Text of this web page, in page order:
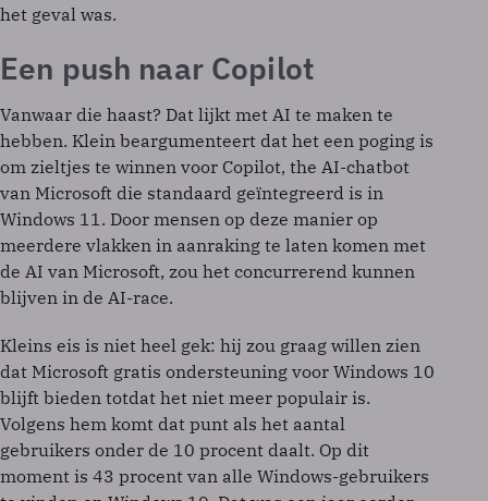
het geval was.
Een push naar Copilot
Vanwaar die haast? Dat lijkt met AI te maken te
hebben. Klein beargumenteert dat het een poging is
om zieltjes te winnen voor Copilot, the AI-chatbot
van Microsoft die standaard geïntegreerd is in
Windows 11. Door mensen op deze manier op
meerdere vlakken in aanraking te laten komen met
de AI van Microsoft, zou het concurrerend kunnen
blijven in de AI-race.
Kleins eis is niet heel gek: hij zou graag willen zien
dat Microsoft gratis ondersteuning voor Windows 10
blijft bieden totdat het niet meer populair is.
Volgens hem komt dat punt als het aantal
gebruikers onder de 10 procent daalt. Op dit
moment is 43 procent van alle Windows-gebruikers